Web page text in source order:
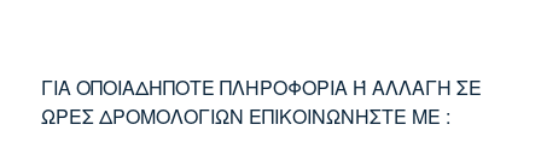
ΓΙΑ ΟΠΟΙΑΔΗΠΟΤΕ ΠΛΗΡΟΦΟΡΙΑ Ή ΑΛΛΑΓΗ ΣΕ
ΩΡΕΣ ΔΡΟΜΟΛΟΓΙΩΝ ΕΠΙΚΟΙΝΩΝΗΣΤΕ ΜΕ :